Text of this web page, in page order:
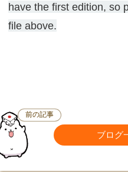
have the first edition, so
file above.
前の記事
ブログ